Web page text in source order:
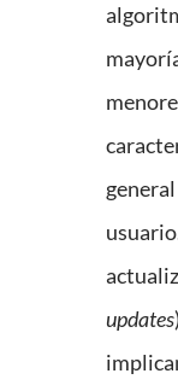
updates